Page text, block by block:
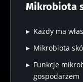
Mikrobiota
Każdy ma
Mikrobiota
Funkcje
gospodarzem